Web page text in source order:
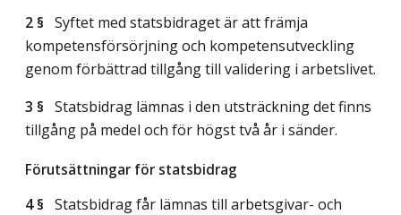
2 § Syftet med statsbidraget är att främja
kompetensförsörjning och kompetensutveckling
genom förbättrad tillgång till validering i arbetslivet.
3 § Statsbidrag lämnas i den utsträckning det finns
tillgång på medel och för högst två år i sänder.
Förutsättningar för statsbidrag
4 § Statsbidrag får lämnas till arbetsgivar- och